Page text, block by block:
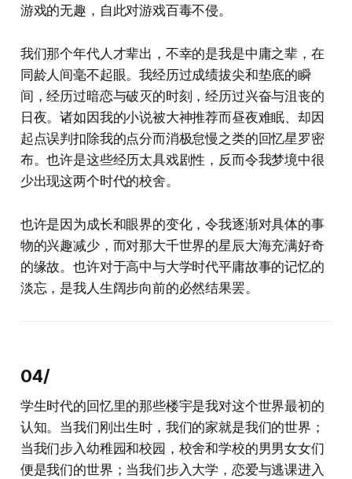
游戏的无趣，自此对游戏百毒不侵。
我们那个年代人才辈出，不幸的是我是中庸之辈，在
同龄人间毫不起眼。我经历过成绩拔尖和垫底的瞬
间，经历过暗恋与破灭的时刻，经历过兴奋与沮丧的
日夜。诸如因我的小说被大神推荐而昼夜难眠、却因
起点误判扣除我的点分而消极怠慢之类的回忆星罗密
布。也许是这些经历太具戏剧性，反而令我梦境中很
少出现这两个时代的校舍。
也许是因为成长和眼界的变化，令我逐渐对具体的事
物的兴趣减少，而对那大千世界的星辰大海充满好奇
的缘故。也许对于高中与大学时代平庸故事的记忆的
淡忘，是我人生阔步向前的必然结果罢。
04/
学生时代的回忆里的那些楼宇是我对这个世界最初的
认知。当我们刚出生时，我们的家就是我们的世界；
当我们步入幼稚园和校园，校舍和学校的男男女女们
便是我们的世界；当我们步入大学，恋爱与逃课进入